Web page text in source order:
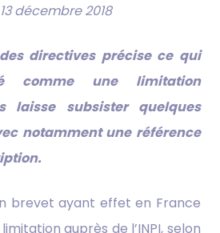
décembre 2018
directives précise ce qui
comme une limitation
laisse subsister quelques
notamment une référence
brevet ayant effet en France
auprès de l’INPI, selon